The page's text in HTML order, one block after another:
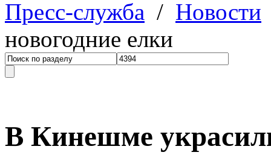
Пресс-служба / Новости
новогодние елки
В Кинешме